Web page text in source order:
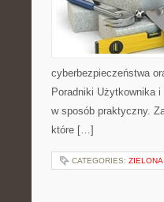
cyberbezpieczeństwa
Poradniki Użytkownika
w sposób praktyczny.
które […]
CATEGORIES: